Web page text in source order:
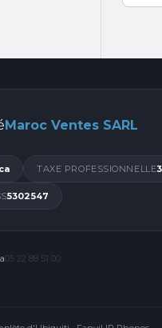
Maroc Ventes SARL
TAXE PROFESSIONNELLE
5302547
05 22 88 51 00